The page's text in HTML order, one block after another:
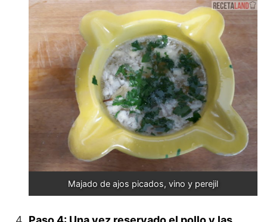
Majado de ajos picados, vino y perejil